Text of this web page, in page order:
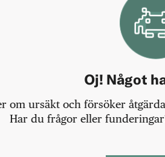
Oj! Något
om ursäkt och försöker
Har du frågor eller